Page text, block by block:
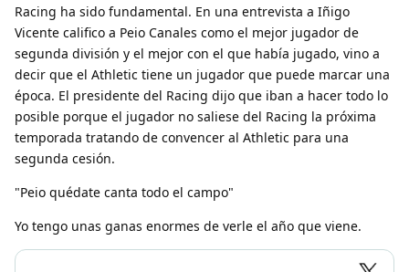
Racing ha sido fundamental. En una entrevista a Iñigo
Vicente califico a Peio Canales como el mejor jugador de
segunda división y el mejor con el que había jugado, vino a
decir que el Athletic tiene un jugador que puede marcar una
época. El presidente del Racing dijo que iban a hacer todo lo
posible porque el jugador no saliese del Racing la próxima
temporada tratando de convencer al Athletic para una
segunda cesión.
"Peio quédate canta todo el campo"
Yo tengo unas ganas enormes de verle el año que viene.